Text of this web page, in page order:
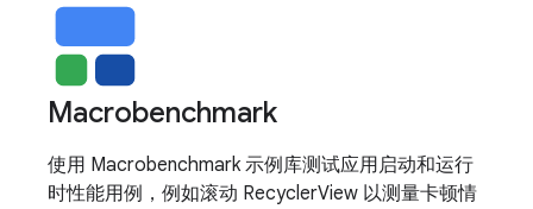
Macrobenchmark
使用 Macrobenchmark 示例库测试应用启动和运行
时性能用例，例如滚动 RecyclerView 以测量卡顿情